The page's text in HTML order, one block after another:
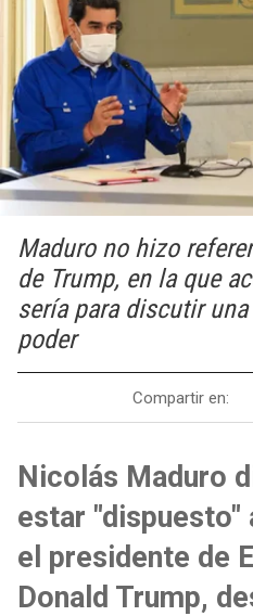
Maduro no hizo
de Trump, en la que
sería para discutir
poder
Compartir en:
Nicolás Maduro
estar "dispuesto"
el presidente de
Donald Trump,